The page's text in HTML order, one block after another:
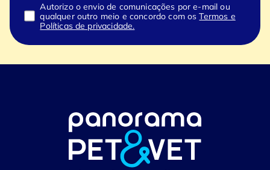
Autorizo o envio de comunicações por e-mail ou
qualquer outro meio e concordo com osTermos e
Políticas de privacidade.